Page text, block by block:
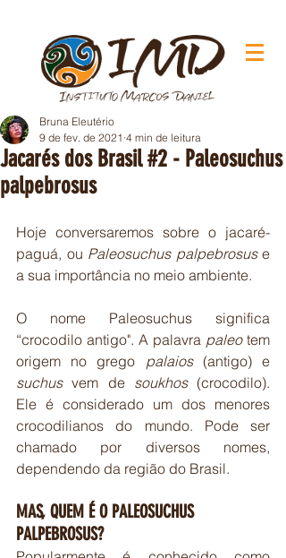
Jacarés dos Brasil #2 - Paleosuchus
palpebrosus
Bruna Eleutério
9 de fev. de 2021 4 min de leitura
Hoje conversaremos sobre o jacaré-
paguá, ou Paleosuchus palpebrosus e
a sua importância no meio ambiente.
O nome Paleosuchus significa
“crocodilo antigo". A palavra paleo tem
origem no grego palaios
suchus vem de soukhos (crocodilo).
Ele é considerado um dos menores
crocodilianos do mundo. Pode ser
chamado por diversos nomes,
dependendo da região do Brasil.
MAS, QUEM É O PALEOSUCHUS
PALPEBROSUS?